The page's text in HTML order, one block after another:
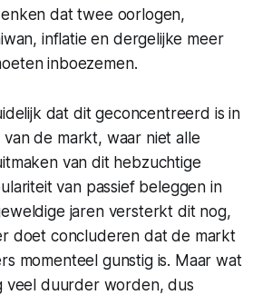
dat twee oorlogen,
inflatie en dergelijke meer
inboezemen.
dat dit geconcentreerd is in
de markt, waar niet alle
van dit hebzuchtige
van passief beleggen in
jaren versterkt dit nog,
doet concluderen dat de markt
momenteel gunstig is. Maar wat
veel duurder worden, dus